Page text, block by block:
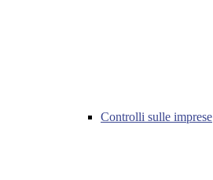
Controlli sulle imprese